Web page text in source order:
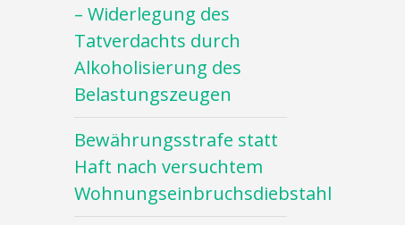
– Widerlegung des
Tatverdachts durch
Alkoholisierung des
Belastungszeugen
Bewährungsstrafe statt
Haft nach versuchtem
Wohnungseinbruchsdiebstahl